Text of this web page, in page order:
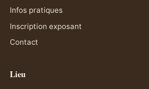
Infos pratiques
Inscription exposant
Contact
Lieu